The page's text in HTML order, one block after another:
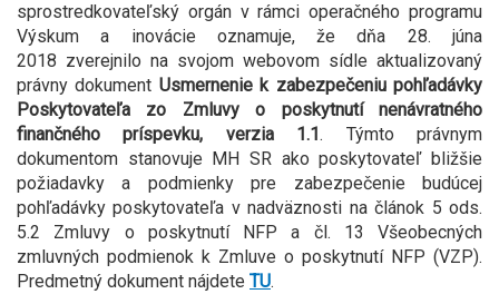
sprostredkovateľský orgán v rámci operačného programu
Výskum a inovácie oznamuje, že dňa 28. júna
2018 zverejnilo na svojom webovom sídle aktualizovaný
právny dokument Usmernenie k zabezpečeniu pohľadávky
Poskytovateľa zo Zmluvy o poskytnutí nenávratného
finančného príspevku, verzia 1.1. Týmto právnym
dokumentom stanovuje MH SR ako poskytovateľ bližšie
požiadavky a podmienky pre zabezpečenie budúcej
pohľadávky poskytovateľa v nadväznosti na článok 5 ods.
5.2 Zmluvy o poskytnutí NFP a čl. 13 Všeobecných
zmluvných podmienok k Zmluve o poskytnutí NFP (VZP).
Predmetný dokument nájdete TU.